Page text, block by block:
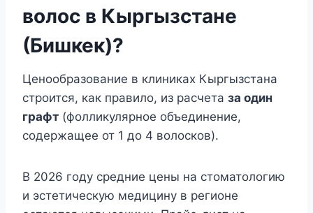
волос в Кыргызстане
(Бишкек)?
Ценообразование в клиниках Кыргызстана
строится, как правило, из расчета за один
графт (фолликулярное объединение,
содержащее от 1 до 4 волосков).
В 2026 году средние цены на стоматологию
и эстетическую медицину в регионе